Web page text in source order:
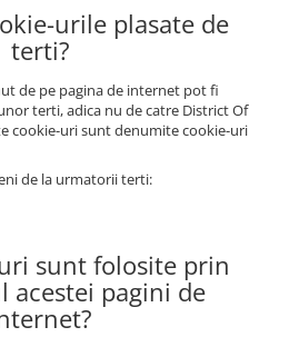
urile plasate de
terti?
de pe pagina de internet pot fi
terti, adica nu de catre District Of
cookie-uri sunt denumite cookie-uri
de la urmatorii terti:
sunt folosite prin
acestei pagini de